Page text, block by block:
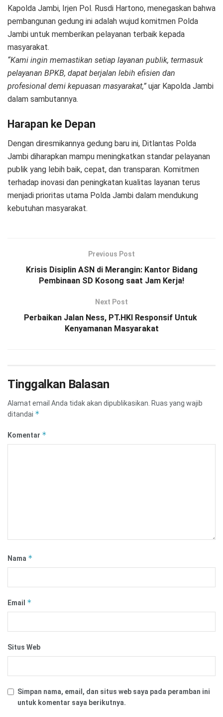
Kapolda Jambi, Irjen Pol. Rusdi Hartono, menegaskan bahwa
pembangunan gedung ini adalah wujud komitmen Polda
Jambi untuk memberikan pelayanan terbaik kepada
masyarakat.
“Kami ingin memastikan setiap layanan publik, termasuk
pelayanan BPKB, dapat berjalan lebih efisien dan
profesional demi kepuasan masyarakat,” ujar Kapolda Jambi
dalam sambutannya.
Harapan ke Depan
Dengan diresmikannya gedung baru ini, Ditlantas Polda
Jambi diharapkan mampu meningkatkan standar pelayanan
publik yang lebih baik, cepat, dan transparan. Komitmen
terhadap inovasi dan peningkatan kualitas layanan terus
menjadi prioritas utama Polda Jambi dalam mendukung
kebutuhan masyarakat.
Previous Post
Krisis Disiplin ASN di Merangin: Kantor Bidang
Pembinaan SD Kosong saat Jam Kerja!
Next Post
Perbaikan Jalan Ness, PT.HKI Responsif Untuk
Kenyamanan Masyarakat
Tinggalkan Balasan
Alamat email Anda tidak akan dipublikasikan. Ruas yang wajib
ditandai *
Komentar *
Nama *
Email *
Situs Web
Simpan nama, email, dan situs web saya pada peramban ini
untuk komentar saya berikutnya.